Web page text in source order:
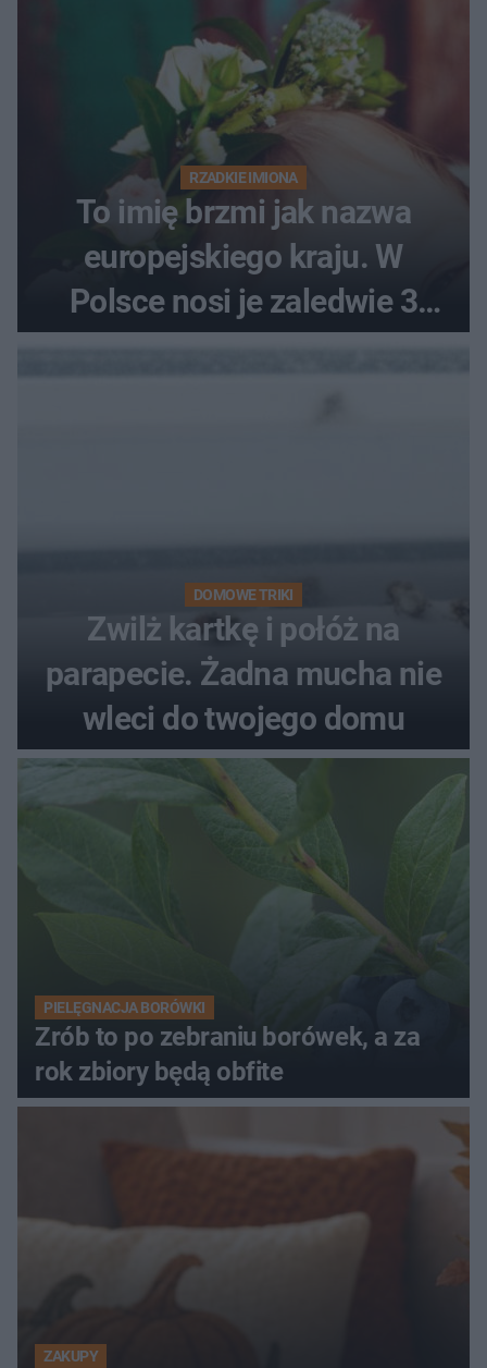
RZADKIE IMIONA
To imię brzmi jak nazwa
europejskiego kraju. W
Polsce nosi je zaledwie 3
kobiety
DOMOWE TRIKI
Zwilż kartkę i połóż na
parapecie. Żadna mucha nie
wleci do twojego domu
PIELĘGNACJA BORÓWKI
Zrób to po zebraniu borówek, a za
rok zbiory będą obfite
ZAKUPY